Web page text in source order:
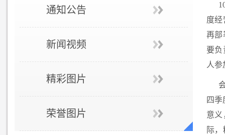
通知公告
新闻视频
精彩图片
荣誉图片
度经
再部
要负
人参
四
意义
际